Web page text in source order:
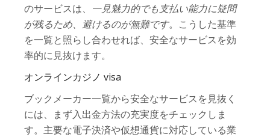
のサービスは、 一見魅力的でも支払い能力に疑問
が残るため、避けるのが無難です。こうした基準
を一覧と照らし合わせれば、安全なサービスを効
率的に見抜けます。
オンラインカジノ visa
ブックメーカー一覧から安全なサービスを見抜く
には、まず入出金方法の充実度をチェックしま
す。主要な電子決済や仮想通貨に対応している業